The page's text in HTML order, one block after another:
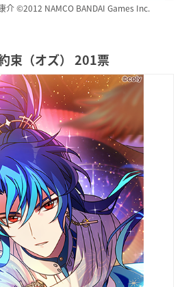
©2012 NAMCO BANDAI Games Inc.
束（オズ） 201票